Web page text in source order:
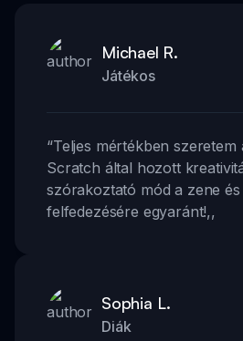
Michael R.
Játékos
“Teljes mértékben
Scratch által hozott
szórakoztató mód a zene
felfedezésére egyaránt!,,
Sophia L.
Diák